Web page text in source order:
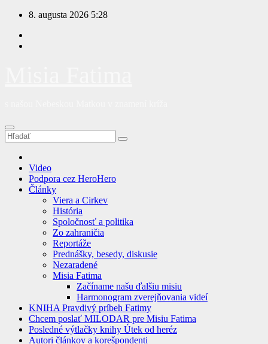
Prejsť
obsah
8. augusta 2026 5:28
Video
Podpora cez HeroHero
Články
Viera a Cirkev
História
Spoločnosť a politika
Zo zahraničia
Reportáže
Prednášky, besedy, diskusie
Nezaradené
Misia Fatima
Začíname našu ďalšiu misiu
Harmonogram zverejňovania videí
KNIHA Pravdivý príbeh Fatimy
Chcem poslať MILODAR pre Misiu Fatima
Posledné výtlačky knihy Útek od heréz
Autori článkov a korešpondenti